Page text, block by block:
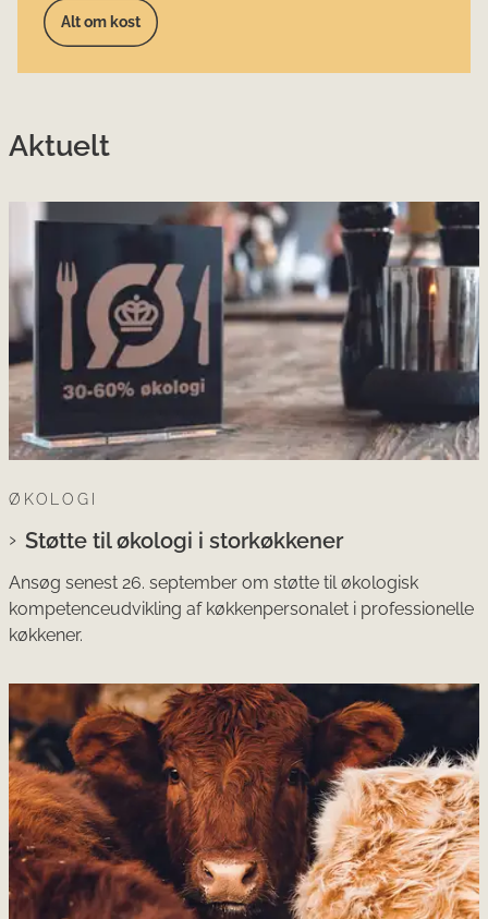
Alt om kost
Aktuelt
ØKOLOGI
Støtte til økologi i storkøkkener
Ansøg senest 26. september om støtte til økologisk
kompetenceudvikling af køkkenpersonalet i professionelle
køkkener.